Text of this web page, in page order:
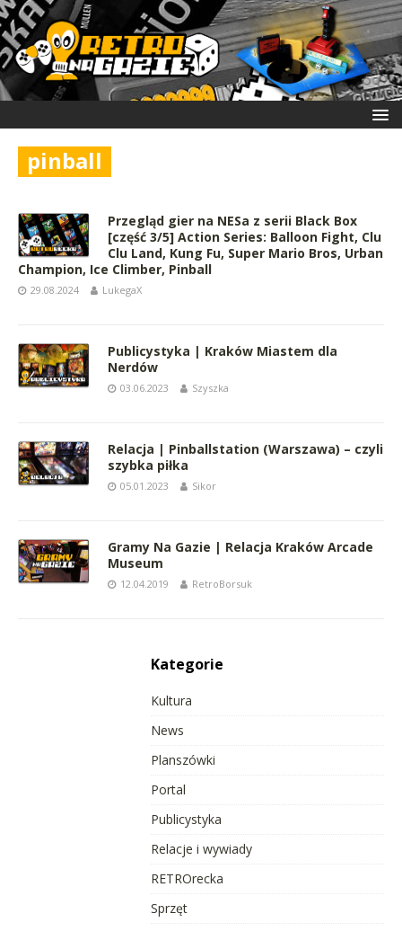
pinball
Przegląd gier na NESa z serii Black Box
[część 3/5] Action Series: Balloon Fight, Clu
Clu Land, Kung Fu, Super Mario Bros, Urban
Champion, Ice Climber, Pinball
29.08.2024 LukegaX
Publicystyka | Kraków Miastem dla
Nerdów
03.06.2023 Szyszka
Relacja | Pinballstation (Warszawa) – czyli
szybka piłka
05.01.2023 Sikor
Gramy Na Gazie | Relacja Kraków Arcade
Museum
12.04.2019 RetroBorsuk
Kategorie
Kultura
News
Planszówki
Portal
Publicystyka
Relacje i wywiady
RETROrecka
Sprzęt